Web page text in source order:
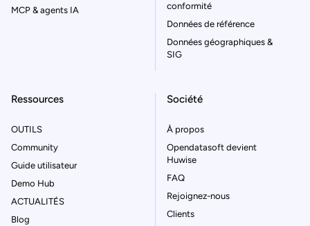
MCP & agents IA
conformité
Données de référence
Données géographiques &
SIG
Ressources
OUTILS
Community
Guide utilisateur
Demo Hub
ACTUALITÉS
Blog
Société
À propos
Opendatasoft devient
Huwise
FAQ
Rejoignez-nous
Clients